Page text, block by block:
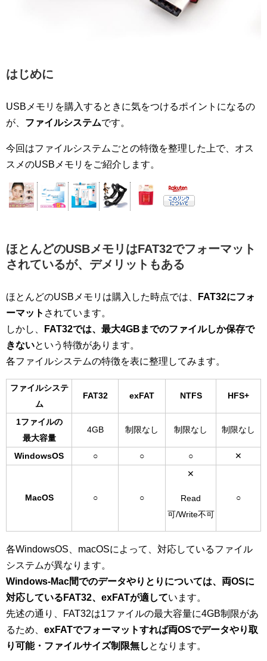
はじめに
USBメモリを購入するときに気をつけるポイントになるの
が、 ファイルシステムです。
今回はファイルシステムごとの特徴を整理した上で、オス
スメのUSBメモリをご紹介します。
ほとんどのUSBメモリはFAT32でフォーマット
されているが、デメリットもある
ほとんどのUSBメモリは購入した時点では、
FAT32にフォ
ーマット されています。
しかし、
FAT32では、最大4GBまでのファイルしか保存で
きないという特徴があります。
各ファイルシステムの特徴を表に整理してみます。
ファイルシステ
ム
FAT32 exFAT NTFS HFS+
1ファイルの
最大容量
4GB 制限なし 制限なし 制限なし
WindowsOS ○ ○ ○ ✕
MacOS ○ ○
✕
Read
可/Write不可
○
各WindowsOS、macOSによって、対応しているファイル
システムが異なります。
Windows-Mac間でのデータやりとりについては、両OSに
対応しているFAT32、exFATが適しています。
先述の通り、FAT32は1ファイルの最大容量に4GB制限があ
るため、 exFATでフォーマットすれば両OSでデータやり取
り可能・ファイルサイズ制限無し となります。